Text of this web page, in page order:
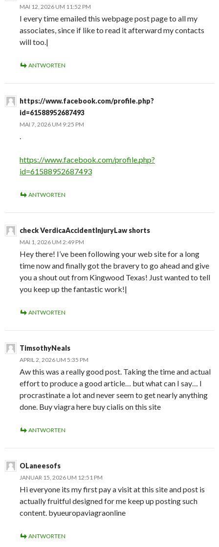
MAI 12, 2026 UM 11:52 PM
I every time emailed this webpage post page to all my
associates, since if like to read it afterward my contacts
will too.|
ANTWORTEN
https://www.facebook.com/profile.php?
id=61588952687493
MAI 7, 2026 UM 9:25 PM
.
https://www.facebook.com/profile.php?
id=61588952687493
ANTWORTEN
check VerdicaAccidentInjuryLaw shorts
MAI 1, 2026 UM 2:49 PM
Hey there! I’ve been following your web site for a long
time now and finally got the bravery to go ahead and give
you a shout out from Kingwood Texas! Just wanted to tell
you keep up the fantastic work!|
ANTWORTEN
TimsothyNeals
APRIL 2, 2026 UM 5:35 PM
Aw this was a really good post. Taking the time and actual
effort to produce a good article… but what can I say… I
procrastinate a lot and never seem to get nearly anything
done. Buy viagra here buy cialis on this site
ANTWORTEN
OLaneesofs
JANUAR 15, 2026 UM 12:51 PM
Hi everyone its my first pay a visit at this site and post is
actually fruitful designed for me keep up posting such
content. byueuropaviagraonline
ANTWORTEN